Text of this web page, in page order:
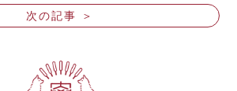
次の記事 ＞